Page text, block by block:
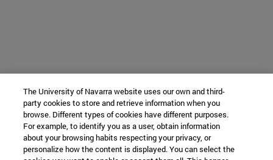
The University of Navarra website uses our own and third-
party cookies to store and retrieve information when you
browse. Different types of cookies have different purposes.
For example, to identify you as a user, obtain information
about your browsing habits respecting your privacy, or
personalize how the content is displayed. You can select the